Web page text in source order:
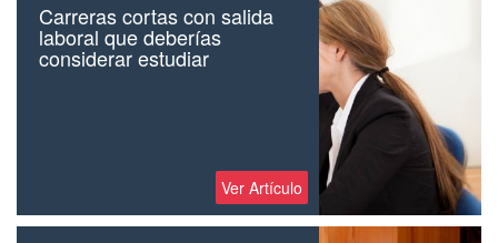
Carreras cortas con salida
laboral que deberías
considerar estudiar
Ver Artículo